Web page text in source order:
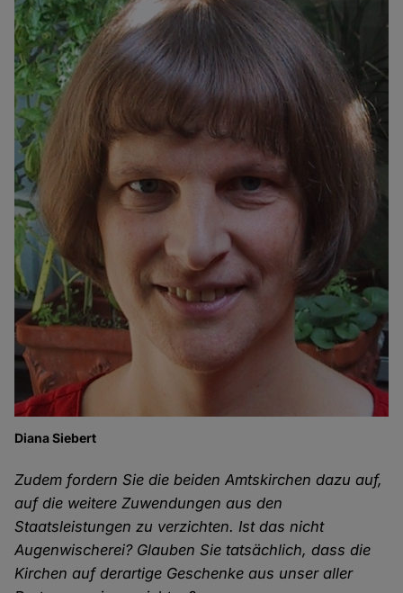
Diana Siebert
Zudem fordern Sie die beiden Amtskirchen dazu auf,
auf die weitere Zuwendungen aus den
Staatsleistungen zu verzichten. Ist das nicht
Augenwischerei? Glauben Sie tatsächlich, dass die
Kirchen auf derartige Geschenke aus unser aller